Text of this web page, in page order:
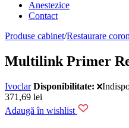
Anestezice
Contact
Produse cabinet/Restaurare
Multilink Primer
Ivoclar Disponibilitate:
371,69 lei
Adaugă în wishlist